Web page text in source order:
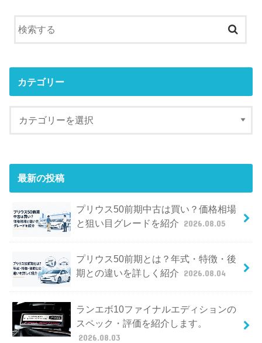
カテゴリー
最新の投稿
プリウス50前期中古は買い？価格相場
と狙い目グレードを紹介 2026.08.05
プリウス50前期とは？年式・特徴・後
期との違いを詳しく紹介 2026.08.04
ランエボ10ファイナルエディションの
スペック・評価を紹介します。
2026.08.03